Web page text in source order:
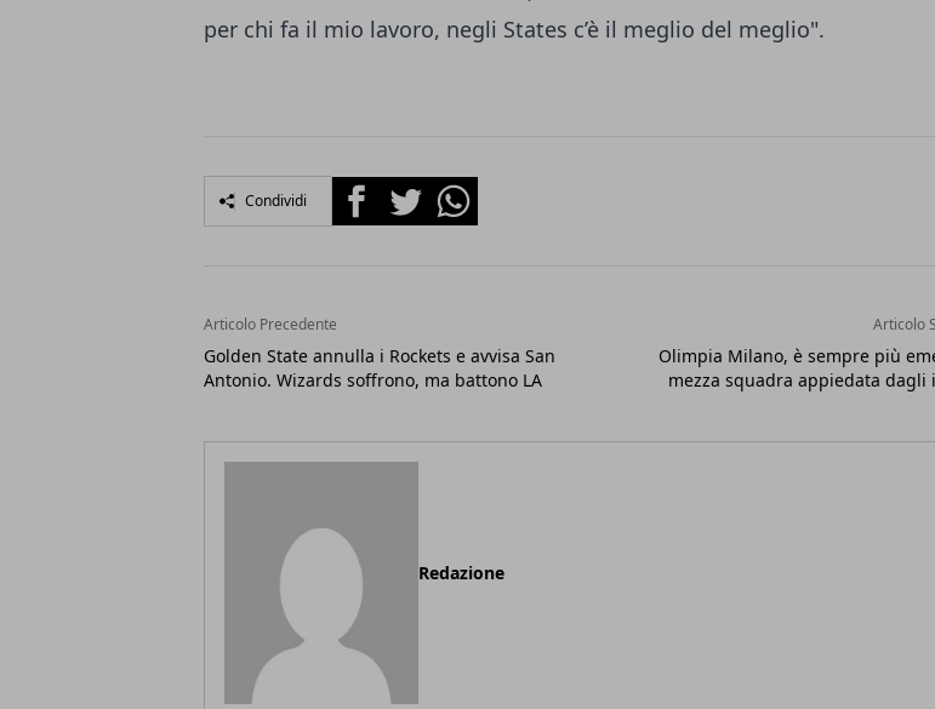
per chi fa il mio lavoro, negli States c’è il meglio del meglio".
Condividi FacebookTwitterWhatsapp
Articolo Precedente
Golden State annulla i Rockets e avvisa San
Antonio. Wizards soffrono, ma battono LA
Articolo
Olimpia Milano, è sempre più
mezza squadra appiedata
Redazione